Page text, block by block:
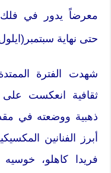
معرضاً يدور في فلك
حتى نهاية
ثقافية انعكست على
ذهبية ووضعته في
أبرز الفنانين
فريدا كاهلو،